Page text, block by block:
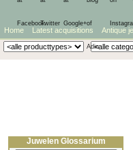
Home Latest acquisitions Antique
Juwelen Glossarium